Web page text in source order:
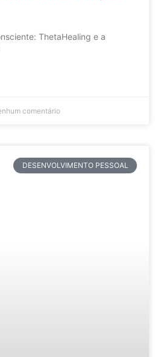
ThetaHealing e a
comentário
DESENVOLVIMENTO PESSOAL